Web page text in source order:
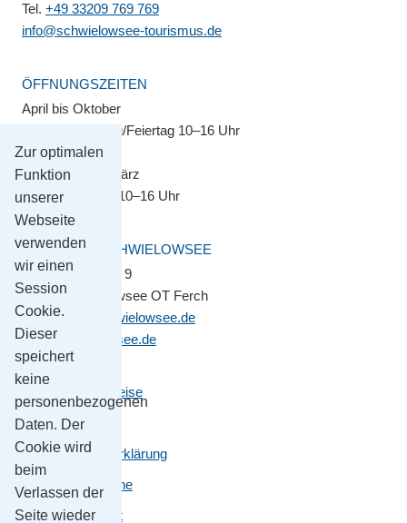
Zur optimalen
Funktion
unserer
Webseite
verwenden
wir einen
Session
Cookie.
Dieser
speichert
keine
personenbezogenen
Daten. Der
Cookie wird
beim
Verlassen der
Seite wieder
Tel. +49 33209 769 769
info@schwielowsee-tourismus.de
ÖFFNUNGSZEITEN
April bis Oktober
Montag–Sonntag/Feiertag 10–16 Uhr
November bis März
Montag–Freitag 10–16 Uhr
GEMEINDE SCHWIELOWSEE
Potsdamer Platz 9
14548 Schwielowsee OT Ferch
gemeinde@schwielowsee.de
www.schwielowsee.de
Kontakt & Anreise
Impressum
Datenschutzerklärung
Leichte Sprache
Barrierefreiheit